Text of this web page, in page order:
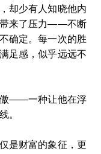
却少有人知晓他内
带来了压力——不断
确定。每一次的胜
足感，似乎远远不
傲——一种让他在浮
。
是财富的象征，更